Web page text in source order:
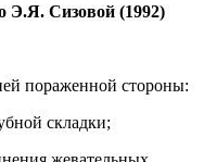
Э.Я. Сизовой (1992)
пораженной стороны:
складки;